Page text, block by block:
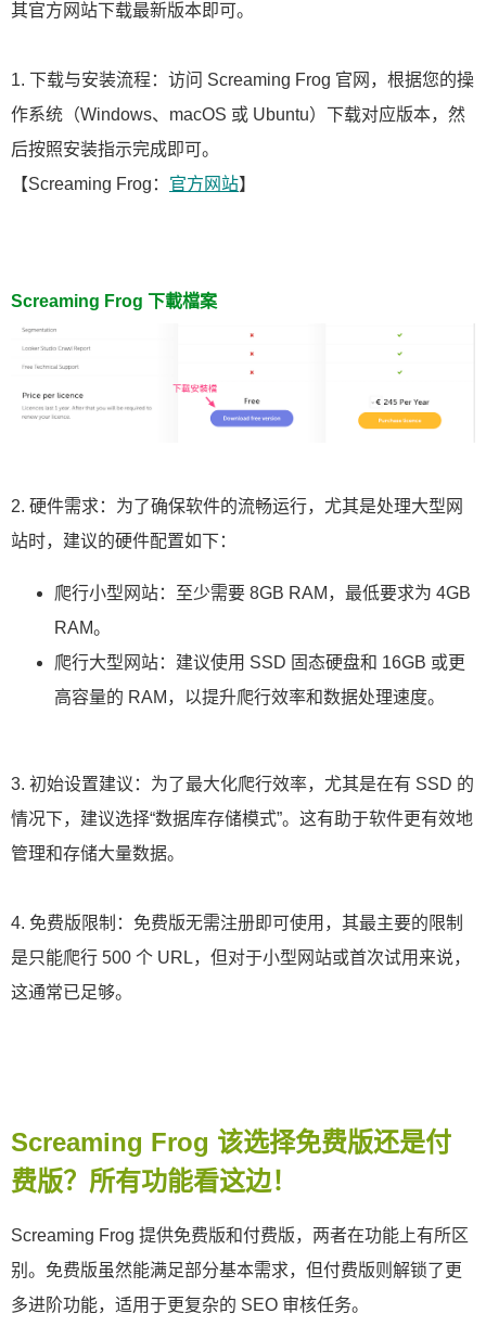
其官方网站下载最新版本即可。
1. 下载与安装流程：访问 Screaming Frog 官网，根据您的操
作系统（Windows、macOS 或 Ubuntu）下载对应版本，然
后按照安装指示完成即可。
【Screaming Frog： 官方网站】
Screaming Frog 下載檔案
2. 硬件需求：为了确保软件的流畅运行，尤其是处理大型网
站时，建议的硬件配置如下：
爬行小型网站：至少需要 8GB RAM，最低要求为 4GB
RAM。
爬行大型网站：建议使用 SSD 固态硬盘和 16GB 或更
高容量的 RAM，以提升爬行效率和数据处理速度。
3. 初始设置建议：为了最大化爬行效率，尤其是在有 SSD 的
情况下，建议选择“数据库存储模式”。这有助于软件更有效地
管理和存储大量数据。
4. 免费版限制：免费版无需注册即可使用，其最主要的限制
是只能爬行 500 个 URL，但对于小型网站或首次试用来说，
这通常已足够。
Screaming Frog 该选择免费版还是付
费版？所有功能看这边！
Screaming Frog 提供免费版和付费版，两者在功能上有所区
别。免费版虽然能满足部分基本需求，但付费版则解锁了更
多进阶功能，适用于更复杂的 SEO 审核任务。